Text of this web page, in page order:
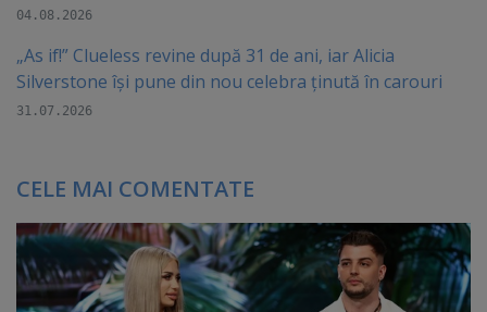
04.08.2026
„As if!” Clueless revine după 31 de ani, iar Alicia
Silverstone își pune din nou celebra ținută în carouri
31.07.2026
CELE MAI COMENTATE